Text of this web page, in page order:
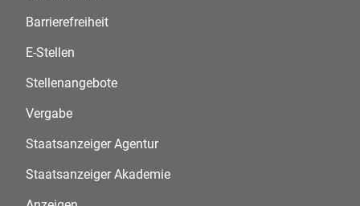
Barrierefreiheit
E-Stellen
Stellenangebote
Vergabe
Staatsanzeiger Agentur
Staatsanzeiger Akademie